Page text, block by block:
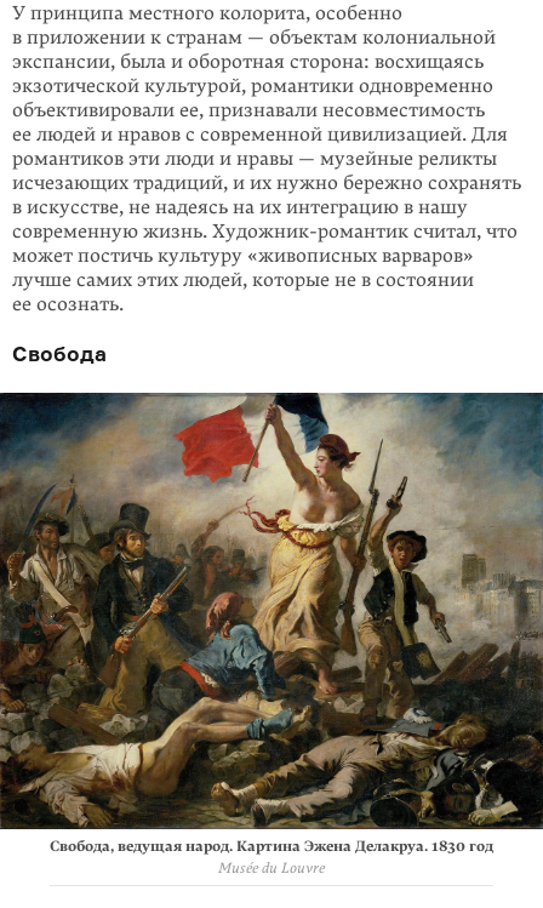
У принципа местного колорита, особенно
в приложении к странам — объектам колониальной
экспансии, была и оборотная сторона: восхищаясь
экзотической культурой, романтики одновременно
объективировали ее, признавали несо­вместимость
ее людей и нравов с современной цивилизацией. Для
романтиков эти люди и нравы — музейные реликты
исчезающих традиций, и их нужно бережно сохранять
в искусстве, не надеясь на их интеграцию в нашу
совре­менную жизнь. Художник-романтик считал, что
может постичь культуру «живописных варваров»
лучше самих этих людей, которые не в состоянии
ее осознать.
Свобода
Свобода, ведущая народ. Картина Эжена Делакруа. 1830 год
Musée du Louvre